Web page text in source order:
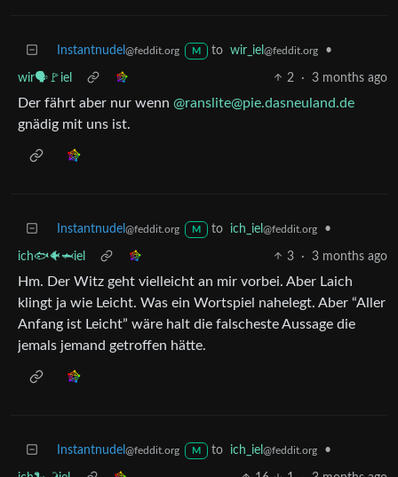
Instantnudel @feddit.org M to wir_iel @feddit.org •
wir🗣️🚩iel 2 · 3 months ago
Der fährt aber nur wenn @ranslite@pie.dasneuland.de
gnädig mit uns ist.
Instantnudel @feddit.org M to ich_iel @feddit.org •
ich🐟🐠🦈iel 3 · 3 months ago
Hm. Der Witz geht vielleicht an mir vorbei. Aber Laich
klingt ja wie Leicht. Was ein Wortspiel nahelegt. Aber “Aller
Anfang ist Leicht” wäre halt die falscheste Aussage die
jemals jemand getroffen hätte.
Instantnudel @feddit.org M to ich_iel @feddit.org •